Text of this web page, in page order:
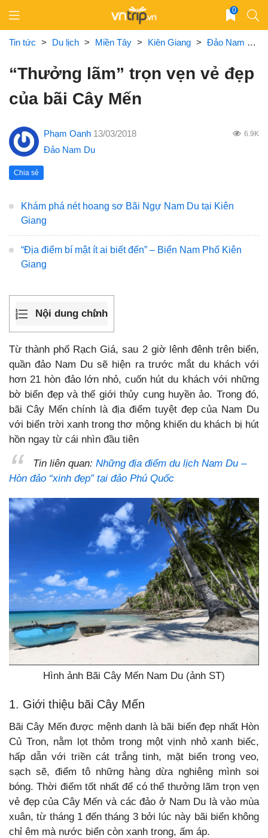
content
0
Tin tức > Du lịch > Miền Tây > Kiên Giang > Đảo Nam Du
“Thưởng lãm” trọn vẹn vẻ đẹp
của bãi Cây Mến
Phạm Oanh 13/03/2018 6.9K
Đảo Nam Du
Chia sẻ
Khám phá nét hoang sơ Bãi Ngự Nam Du tại Kiên
Giang
“Địa điểm bí mật ít ai biết đến” – Biển Nam Phố Kiên
Giang
Nội dung chính
Từ thành phố Rạch Giá, sau 2 giờ lênh đênh trên biển,
quần đảo Nam Du sẽ hiện ra trước mắt du khách với
hơn 21 hòn đảo lớn nhỏ, cuốn hút du khách với những
bờ biển đẹp và thế giới thủy cung huyền ảo. Trong đó,
bãi Cây Mến chính là địa điểm tuyệt đẹp của Nam Du
với biển trời xanh trong thơ mộng khiến du khách bị hút
hồn ngay từ cái nhìn đầu tiên
Tin liên quan: Những địa điểm du lịch Nam Du –
Hòn đảo “xinh đẹp” tại đảo Phú Quốc
Hình ảnh Bãi Cây Mến Nam Du (ảnh ST)
1. Giới thiệu bãi Cây Mến
Bãi Cây Mến được mệnh danh là bãi biển đẹp nhất Hòn
Củ Tron, nằm lọt thỏm trong một vịnh nhỏ xanh biếc,
hấp dẫn với triền cát trắng tinh, mặt biển trong veo,
sạch sẽ, điểm tô những hàng dừa nghiêng mình soi
bóng. Thời điểm tốt nhất để có thể thưởng lãm trọn vẹn
vẻ đẹp của Cây Mến và các đảo ở Nam Du là vào mùa
xuân, từ tháng 1 đến tháng 3 bởi lúc này bãi biển không
chỉ êm mà nước biển còn xanh trong, ấm áp.